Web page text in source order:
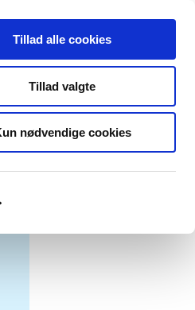
Tillad alle cookies
Tillad valgte
nødvendige cookies